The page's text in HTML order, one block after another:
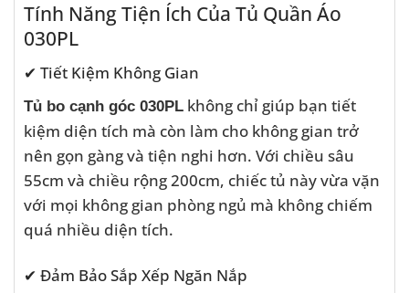
Tính Năng Tiện Ích Của Tủ Quần Áo
030PL
✔ Tiết Kiệm Không Gian
Tủ bo cạnh góc 030PL không chỉ giúp bạn tiết
kiệm diện tích mà còn làm cho không gian trở
nên gọn gàng và tiện nghi hơn. Với chiều sâu
55cm và chiều rộng 200cm, chiếc tủ này vừa vặn
với mọi không gian phòng ngủ mà không chiếm
quá nhiều diện tích.
✔ Đảm Bảo Sắp Xếp Ngăn Nắp